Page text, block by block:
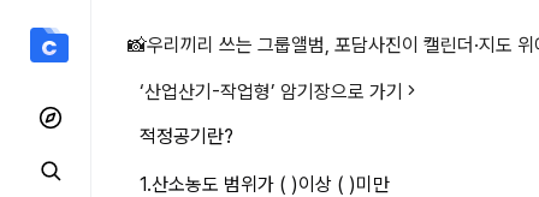
적정공기란?1.산소농도 범
📸우리끼리 쓰는 그룹앨범, 포담사진이 캘린더·지도
‘산업산기-작업형’ 암기장으로 가기
적정공기란?
1.산소농도 범위가 ( )이상 ( )미만